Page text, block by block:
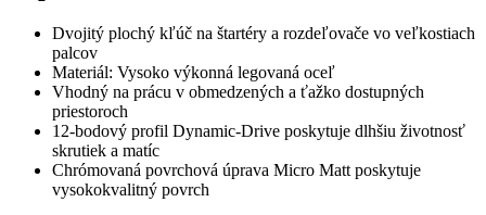
Dvojitý plochý kľúč na štartéry a rozdeľovače vo veľkostiach
palcov
Materiál: Vysoko výkonná legovaná oceľ
Vhodný na prácu v obmedzených a ťažko dostupných
priestoroch
12-bodový profil Dynamic-Drive poskytuje dlhšiu životnosť
skrutiek a matíc
Chrómovaná povrchová úprava Micro Matt poskytuje
vysokokvalitný povrch